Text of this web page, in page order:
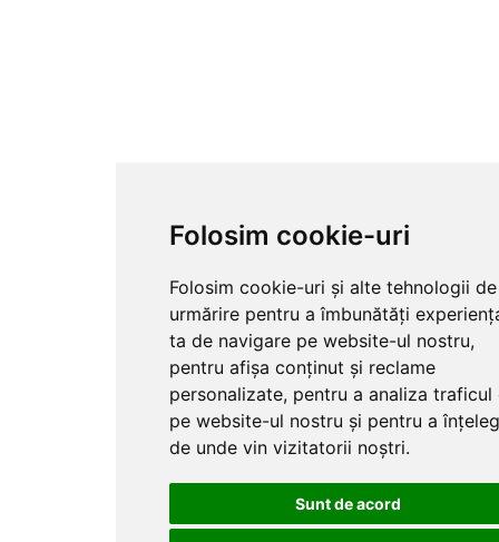
Folosim cookie-uri
Folosim cookie-uri și alte tehnologii de
urmărire pentru a îmbunătăți
ta de navigare pe website-ul nostru,
pentru afișa conținut și reclame
personalizate, pentru a analiza traficul
pe website-ul nostru și pentru a
de unde vin vizitatorii noștri.
Sunt de acord